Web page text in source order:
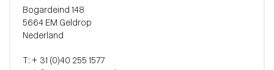
Bogardeind 148
5664 EM Geldrop
Nederland
T: + 31 (0)40 255 1577